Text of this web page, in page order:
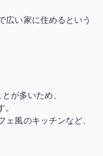
広い家に住めるという
が多いため、
風のキッチンなど、